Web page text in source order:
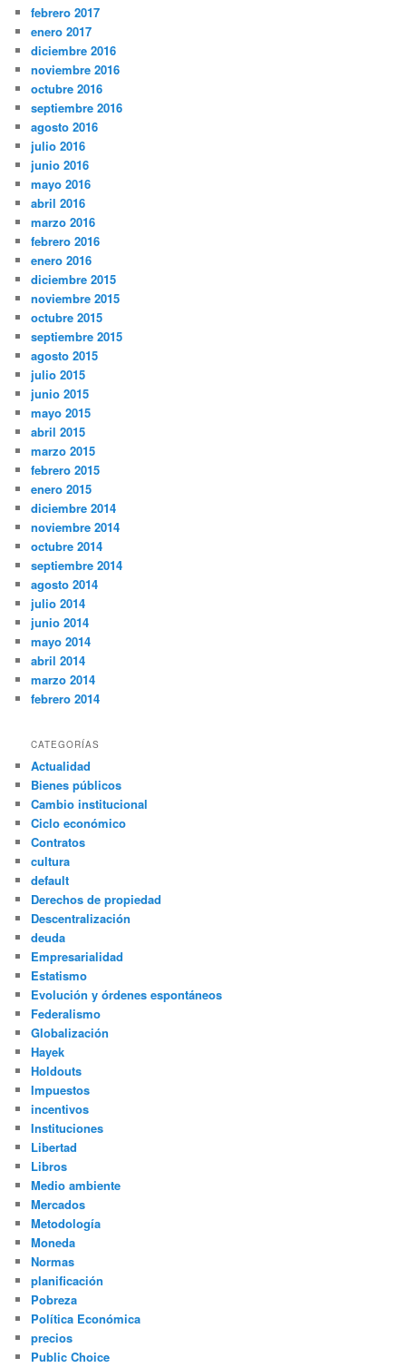
febrero 2017
enero 2017
diciembre 2016
noviembre 2016
octubre 2016
septiembre 2016
agosto 2016
julio 2016
junio 2016
mayo 2016
abril 2016
marzo 2016
febrero 2016
enero 2016
diciembre 2015
noviembre 2015
octubre 2015
septiembre 2015
agosto 2015
julio 2015
junio 2015
mayo 2015
abril 2015
marzo 2015
febrero 2015
enero 2015
diciembre 2014
noviembre 2014
octubre 2014
septiembre 2014
agosto 2014
julio 2014
junio 2014
mayo 2014
abril 2014
marzo 2014
febrero 2014
CATEGORÍAS
Actualidad
Bienes públicos
Cambio institucional
Ciclo económico
Contratos
cultura
default
Derechos de propiedad
Descentralización
deuda
Empresarialidad
Estatismo
Evolución y órdenes espontáneos
Federalismo
Globalización
Hayek
Holdouts
Impuestos
incentivos
Instituciones
Libertad
Libros
Medio ambiente
Mercados
Metodología
Moneda
Normas
planificación
Pobreza
Política Económica
precios
Public Choice